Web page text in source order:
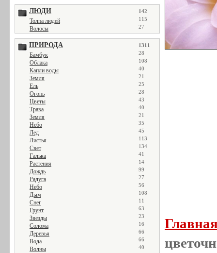
ЛЮДИ 142
Толпа людей 115
Волосы 27
ПРИРОДА 1311
Бамбук 28
Облака 108
Капли воды 40
Земля 21
Ель 25
Огонь 28
Цветы 43
Трава 40
Земля 21
Небо 35
Лед 45
Листья 113
Свет 134
Галька 41
Растения 14
Дождь 99
Радуга 27
Небо 56
Дым 108
Снег 11
Грунт 63
Звезды 23
Солома 16
Деревья 66
Вода 66
Волны 40